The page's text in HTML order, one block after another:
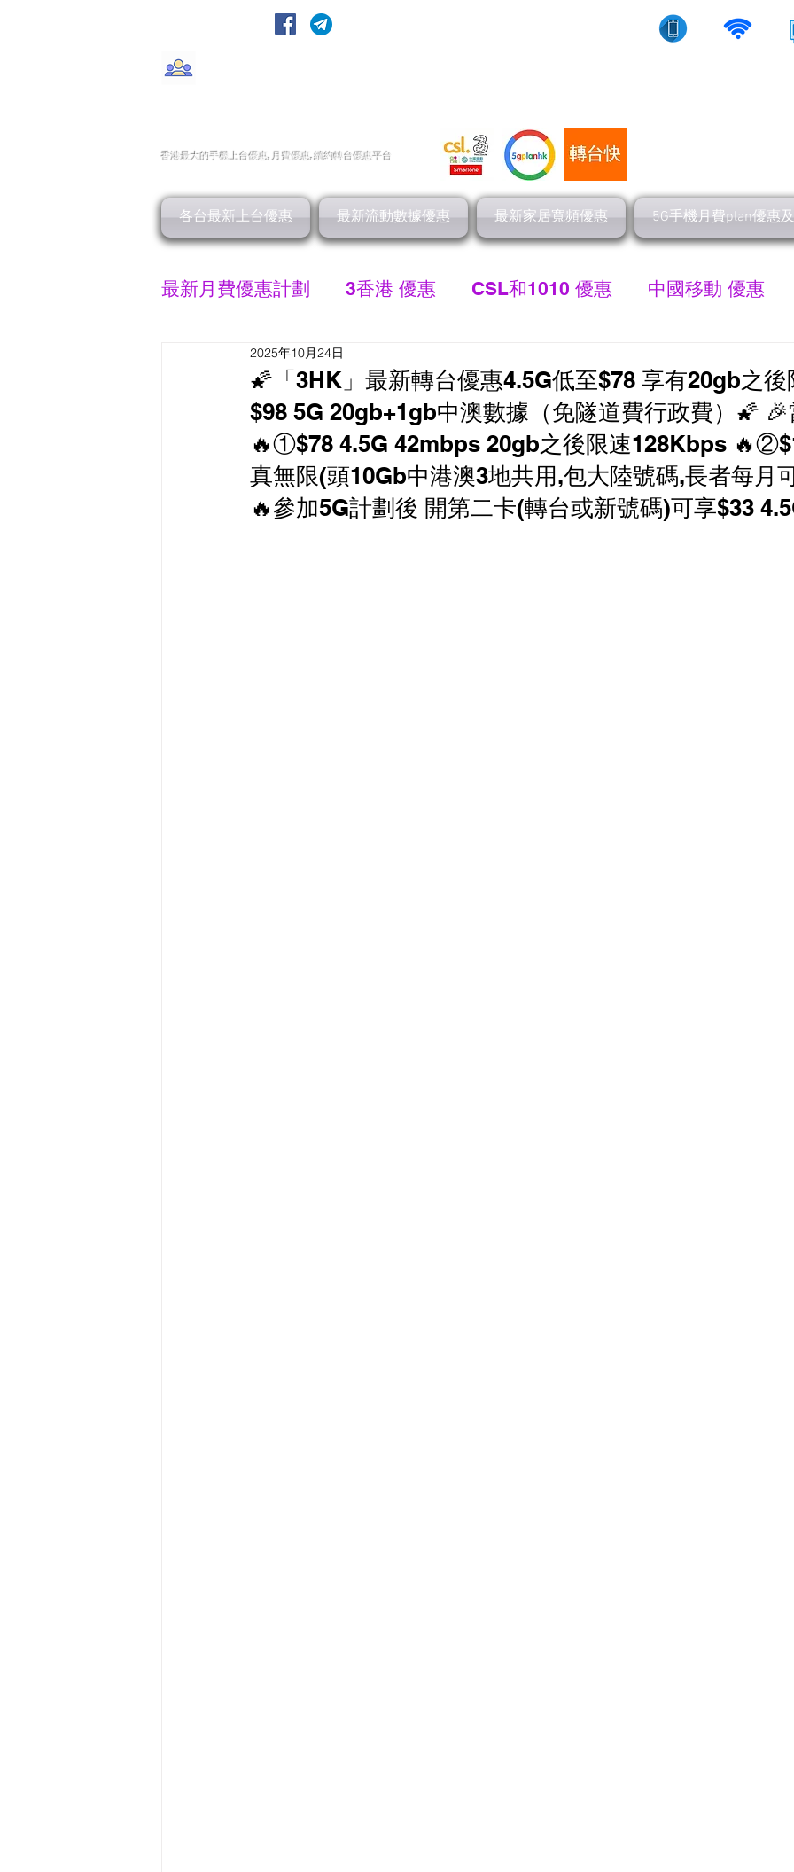
香港最大的手機上台優惠, 月費優惠,續約轉台優惠平台
各台最新上台優惠 最新流動數據優惠 最新家居寬頻優惠 5G手機月費plan優惠
最新月費優惠計劃 3香港 優惠 CSL和1010 優惠 中國移動 優惠
SMARTONE 優惠
最新流動數據優惠 香港寬頻 優惠 NOW 優惠 中國電信 優惠
有線寬頻 i-CABLE 家居寬頻優惠 中國聯通 優恵 商業寬頻 優恵
🌠「3HK」最新轉台優惠4.5G低至$78 享有20gb之後
$98 5G 20gb+1gb中澳數據（免隧道費行政費）🌠
🔥①$78 4.5G 42mbps 20gb之後限速128Kbps
真無限(頭10Gb中港澳3地共用,包大陸號碼,長者每月
🔥參加5G計劃後 開第二卡(轉台或新號碼)可享$33
2025年10月24日